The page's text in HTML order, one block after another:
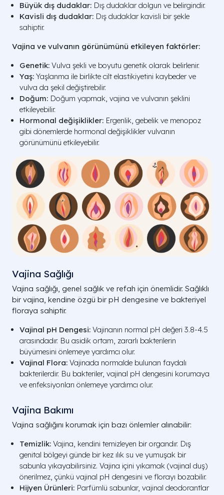
Büyük dış dudaklar: Dış dudaklar dolgun ve belirgindir.
Kavisli dış dudaklar: Dış dudaklar kavisli bir şekle
sahiptir.
Vajina ve vulvanın görünümünü etkileyen faktörler:
Genetik: Vulva şekli ve boyutu genetik olarak belirlenir.
Yaş: Yaşlanma ile birlikte cilt elastikiyetini kaybeder ve
vulva da şekil değiştirebilir.
Doğum: Doğum yapmak, vajina ve vulvanın şeklini
etkileyebilir.
Hormonal değişiklikler: Ergenlik, gebelik ve menopoz
gibi dönemlerde hormonal değişiklikler vulvanın
görünümünü etkileyebilir.
Vajina Sağlığı
Vajina sağlığı, genel sağlık ve refah için önemlidir. Sağlıklı
bir vajina, kendine özgü bir pH dengesine ve bakteriyel
floraya sahiptir.
Vajinal pH Dengesi: Vajinanın normal pH değeri 3.8-4.5
arasındadır. Bu asidik ortam, zararlı bakterilerin
büyümesini önlemeye yardımcı olur.
Vajinal Flora: Vajinada normalde bulunan faydalı
bakterilerdir. Bu bakteriler, vajinal pH dengesini korumaya
ve enfeksiyonları önlemeye yardımcı olur.
Vajina Bakımı
Vajina sağlığını korumak için bazı önlemler alınabilir:
Temizlik: Vajina, kendini temizleyen bir organdır. Dış
genital bölgeyi günde bir kez ılık su ve yumuşak bir
sabunla yıkayabilirsiniz. Vajina içini yıkamak (vajinal duş)
önerilmez, çünkü vajinal pH dengesini ve florayı bozabilir.
Hijyen Ürünleri: Parfümlü sabunlar, vajinal deodorantlar